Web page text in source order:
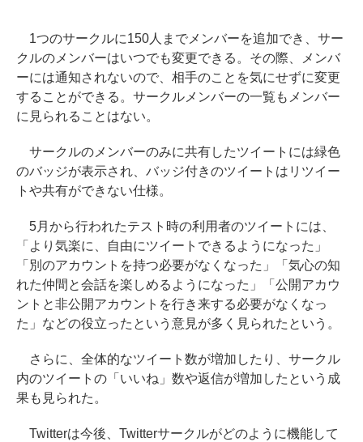
1つのサークルに150人までメンバーを追加でき、サー
クルのメンバーはいつでも変更できる。その際、メンバ
ーには通知されないので、相手のことを気にせずに変更
することができる。サークルメンバーの一覧もメンバー
に見られることはない。
サークルのメンバーのみに共有したツイートには緑色
のバッジが表示され、バッジ付きのツイートはリツイー
トや共有ができない仕様。
5月から行われたテスト時の利用者のツイートには、
「より気楽に、自由にツイートできるようになった」
「別のアカウントを持つ必要がなくなった」「気心の知
れた仲間と会話を楽しめるようになった」「公開アカウ
ントと非公開アカウントを行き来する必要がなくなっ
た」などの役立ったという意見が多く見られたという。
さらに、全体的なツイート数が増加したり、サークル
内のツイートの「いいね」数や返信が増加したという成
果も見られた。
Twitterは今後、Twitterサークルがどのように機能して